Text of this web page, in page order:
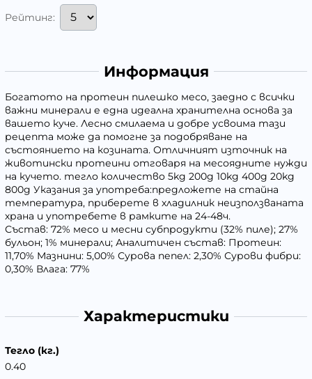
Рейтинг:
Информация
Богатото на протеин пилешко месо, заедно с всички
важни минерали е една идеална хранителна основа за
вашето куче. Лесно смилаема и добре усвоима тази
рецепта може да помогне за подобряване на
състоянието на козината. Отличният източник на
животински протеини отговаря на месоядните нужди
на кучето. тегло количество 5kg 200g 10kg 400g 20kg
800g Указания за употреба:предложете на стайна
температура, приберете в хладилник неизползваната
храна и употребете в рамките на 24-48ч.
Състав: 72% месо и месни субпродукти (32% пиле); 27%
бульон; 1% минерали; Аналитичен състав: Протеин:
11,70% Мазнини: 5,00% Сурова пепел: 2,30% Сурови фибри:
0,30% Влага: 77%
Характеристики
Тегло (кг.)
0.40